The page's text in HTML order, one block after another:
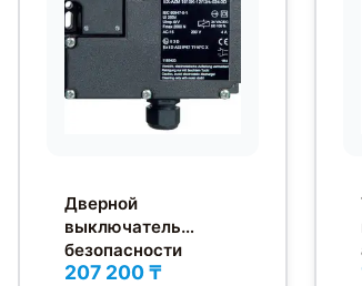
Дверной
выключатель
безопасности
Schmersal EX-
207 200 ₸